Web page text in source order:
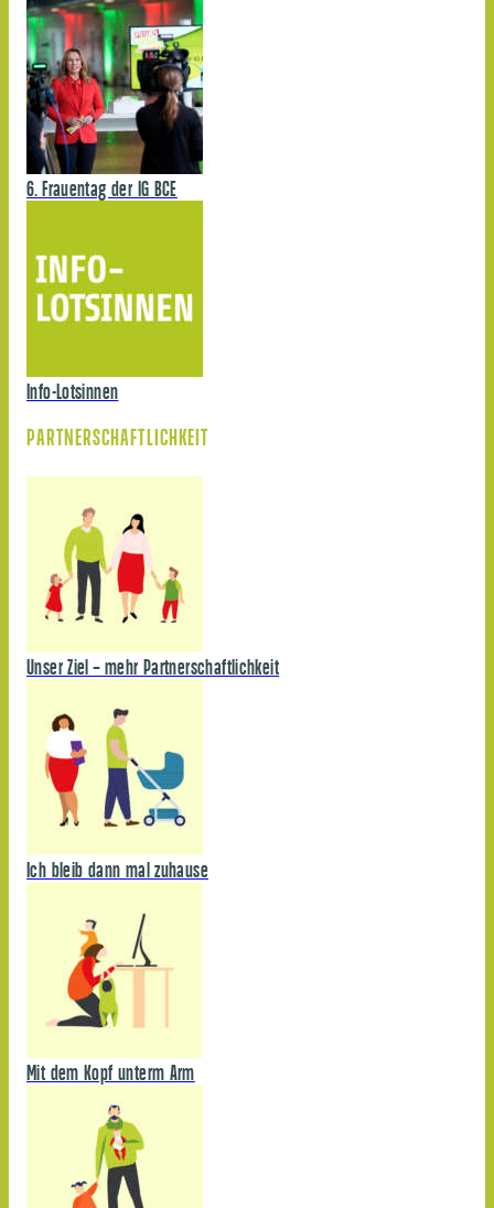
6. Frauentag der IG BCE
Info-Lotsinnen
PARTNERSCHAFTLICHKEIT
Unser Ziel – mehr Partnerschaftlichkeit
Ich bleib dann mal zuhause
Mit dem Kopf unterm Arm